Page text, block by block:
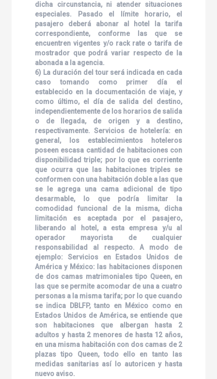
dicha circunstancia, ni atender situaciones
especiales. Pasado el límite horario, el
pasajero deberá abonar al hotel la tarifa
correspondiente, conforme las que se
encuentren vigentes y/o rack rate o tarifa de
mostrador que podrá variar respecto de la
abonada a la agencia.
6) La duración del tour será indicada en cada
caso tomando como primer día el
establecido en la documentación de viaje, y
como último, el día de salida del destino,
independientemente de los horarios de salida
o de llegada, de origen y a destino,
respectivamente. Servicios de hotelería: en
general, los establecimientos hoteleros
poseen escasa cantidad de habitaciones con
disponibilidad triple; por lo que es corriente
que ocurra que las habitaciones triples se
conformen con una habitación doble a las que
se le agrega una cama adicional de tipo
desarmable, lo que podría limitar la
comodidad funcional de la misma, dicha
limitación es aceptada por el pasajero,
liberando al hotel, a esta empresa y/u al
operador mayorista de cualquier
responsabilidad al respecto. A modo de
ejemplo: Servicios en Estados Unidos de
América y México: las habitaciones disponen
de dos camas matrimoniales tipo Queen, en
las que se permite acomodar de una a cuatro
personas a la misma tarifa; por lo que cuando
se indica DBLFP, tanto en México como en
Estados Unidos de América, se entiende que
son habitaciones que albergan hasta 2
adultos y hasta 2 menores de hasta 12 años,
en una misma habitación con dos camas de 2
plazas tipo Queen, todo ello en tanto las
medidas sanitarias así lo autoricen y hasta
nuevo aviso.